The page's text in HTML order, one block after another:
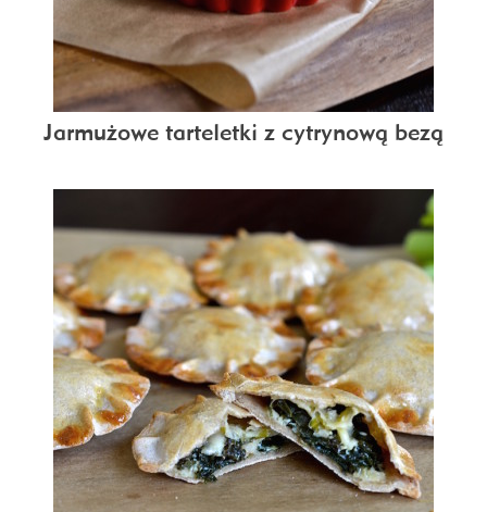
Jarmużowe tarteletki z cytrynową bezą